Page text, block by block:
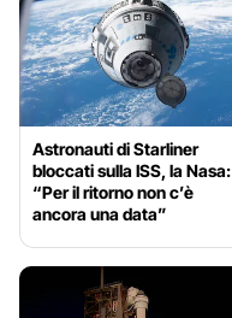
Astronauti di Starliner
bloccati sulla ISS, la Nasa:
“Per il ritorno non c’è
ancora una data”